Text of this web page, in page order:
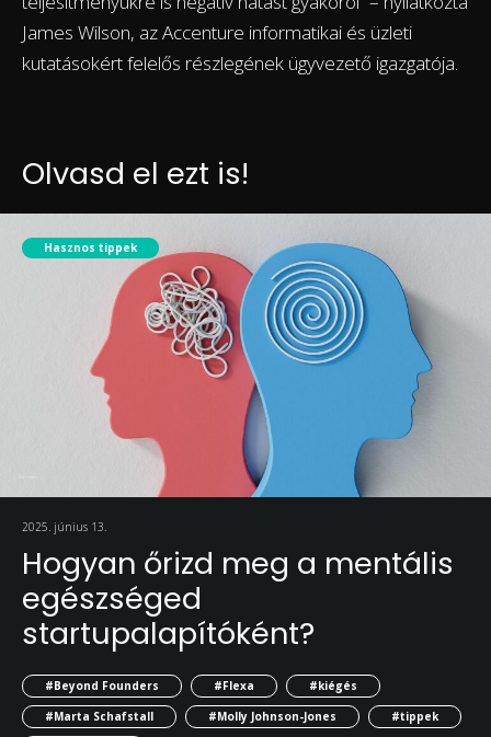
James Wilson, az Accenture informatikai és üzleti
kutatásokért felelős részlegének ügyvezető igazgatója.
Olvasd el ezt is!
Hasznos tippek
2025. június 13.
Hogyan őrizd meg a mentális
egészséged
startupalapítóként?
#Beyond Founders #Flexa
#kiégés
#Marta Schafstall
#Molly Johnson-Jones
#tippek